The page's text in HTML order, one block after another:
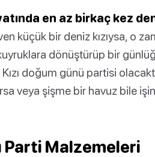
en az birkaç kez
küçük bir deniz kızıysa, o
kuyruklara dönüştürüp bir
doğum günü partisi
veya şişme bir havuz bile
Parti Malzemeleri